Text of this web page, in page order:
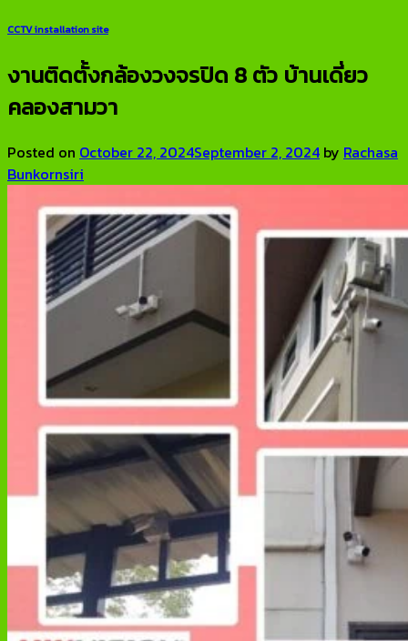
CCTV installation site
งานติดตั้งกล้องวงจรปิด 8 ตัว บ้านเดี่ยว
คลองสามวา
Posted on October 22, 2024September 2, 2024 by Rachasa
Bunkornsiri